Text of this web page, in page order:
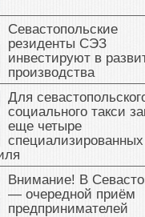
Севастопольские
резиденты СЭЗ
инвестируют в
производства
Для
социального такси
еще четыре
специализированных
Внимание! В
— очередной приём
предпринимателей